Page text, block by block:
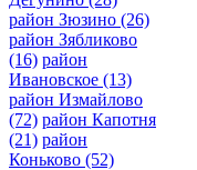
район Зюзино (26)
район Зябликово
(16) район
Ивановское (13)
район Измайлово
(72) район Капотня
(21) район
Коньково (52)